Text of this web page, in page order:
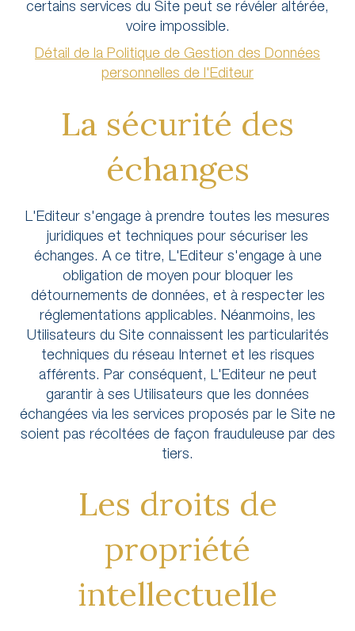
certains services du Site peut se révéler altérée,
voire impossible.
Détail de la Politique de Gestion des Données
personnelles de l'Editeur
La sécurité des
échanges
L'Editeur s'engage à prendre toutes les mesures
juridiques et techniques pour sécuriser les
échanges. A ce titre, L'Editeur s'engage à une
obligation de moyen pour bloquer les
détournements de données, et à respecter les
réglementations applicables. Néanmoins, les
Utilisateurs du Site connaissent les particularités
techniques du réseau Internet et les risques
afférents. Par conséquent, L'Editeur ne peut
garantir à ses Utilisateurs que les données
échangées via les services proposés par le Site ne
soient pas récoltées de façon frauduleuse par des
tiers.
Les droits de
propriété
intellectuelle